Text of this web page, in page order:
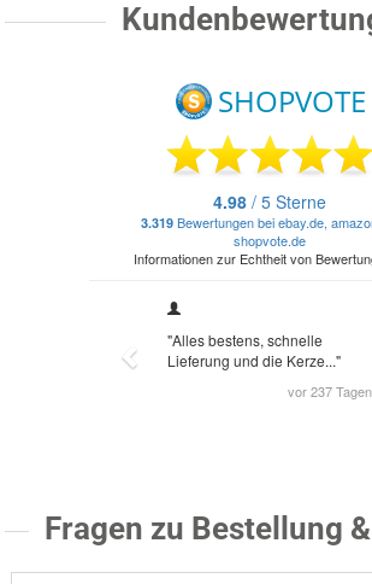
Fragen zu Bestellung